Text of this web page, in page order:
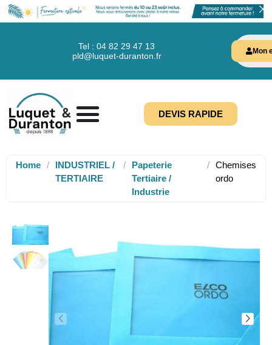
Tel : 04 82 29 47 13
pld@luquet-duranton.fr
Mon
DEVIS RAPIDE
Home /
INDUSTRIEL /
TERTIAIRE
/
Papeterie
Tertiaire /
Industrie
/ Chemises
ordo